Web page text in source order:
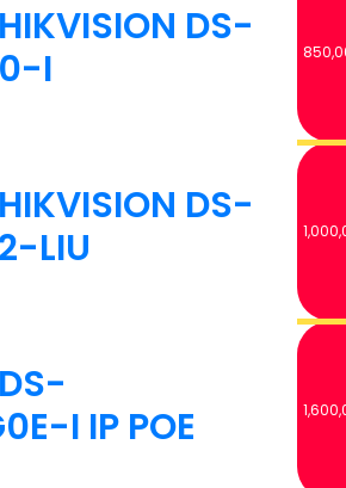
DS-
I
DS-
LIU
I IP POE